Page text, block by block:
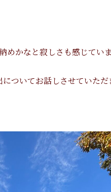
かなと寂しさも感じていま
ついてお話しさせていただ